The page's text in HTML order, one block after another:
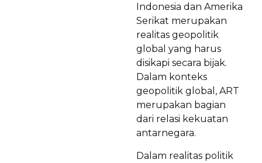
Indonesia dan Amerika
Serikat merupakan
realitas geopolitik
global yang harus
disikapi secara bijak.
Dalam konteks
geopolitik global, ART
merupakan bagian
dari relasi kekuatan
antarnegara.
Dalam realitas politik